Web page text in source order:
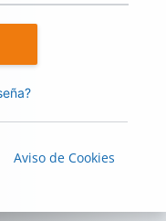
Aviso de Cookies